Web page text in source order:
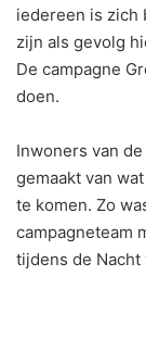
iedereen is zich
zijn als gevolg
De campagne
doen.
Inwoners van
gemaakt van
te komen. Zo
campagneteam
tijdens de Nacht